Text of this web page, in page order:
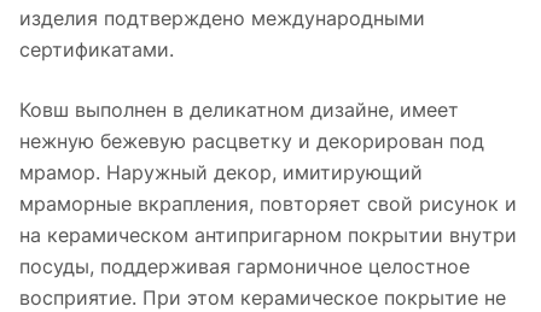
изделия подтверждено международными
сертификатами.
Ковш выполнен в деликатном дизайне, имеет
нежную бежевую расцветку и декорирован под
мрамор. Наружный декор, имитирующий
мраморные вкрапления, повторяет свой рисунок и
на керамическом антипригарном покрытии внутри
посуды, поддерживая гармоничное целостное
восприятие. При этом керамическое покрытие не